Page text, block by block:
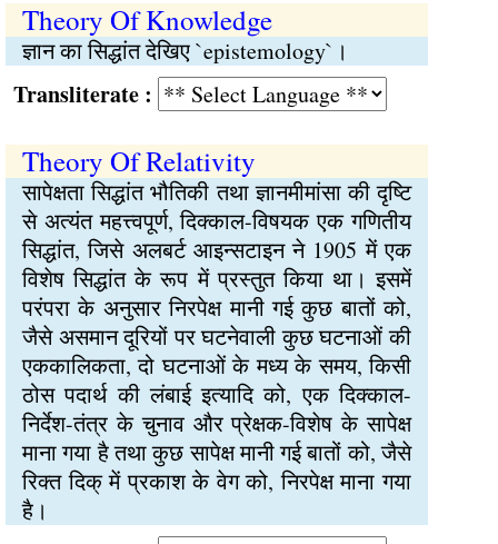
Theory Of Knowledge
ज्ञान का सिद्धांत देखिए `epistemology`।
:
Theory Of Relativity
सापेक्षता सिद्धांत भौतिकी तथा ज्ञानमीमांसा की दृष्टि
से अत्यंत महत्त्वपूर्ण, दिक्काल-विषयक एक गणितीय
सिद्धांत, जिसे अलबर्ट आइन्सटाइन ने 1905 में एक
विशेष सिद्धांत के रूप में प्रस्तुत किया था। इसमें
परंपरा के अनुसार निरपेक्ष मानी गई कुछ बातों को,
जैसे असमान दूरियों पर घटनेवाली कुछ घटनाओं की
एककालिकता, दो घटनाओं के मध्य के समय, किसी
ठोस पदार्थ की लंबाई इत्यादि को, एक दिक्काल-
निर्देश-तंत्र के चुनाव और प्रेक्षक-विशेष के सापेक्ष
माना गया है तथा कुछ सापेक्ष मानी गई बातों को, जैसे
रिक्त दिक् में प्रकाश के वेग को, निरपेक्ष माना गया
है।